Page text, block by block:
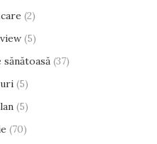
(2)
(5)
(37)
(5)
(5)
(70)